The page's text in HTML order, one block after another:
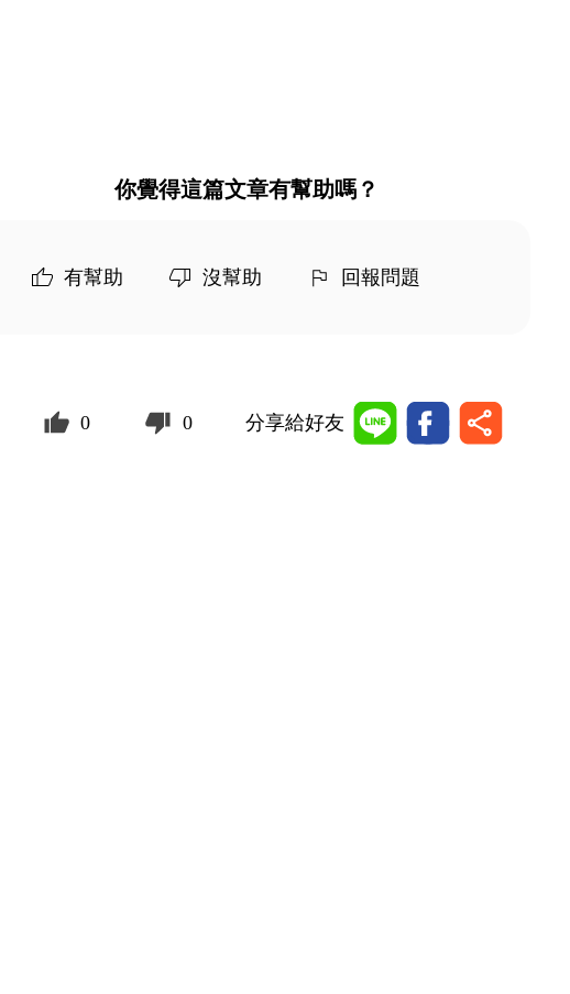
你覺得這篇文章有幫助嗎？
有幫助 沒幫助 回報問題
0 0 分享給好友